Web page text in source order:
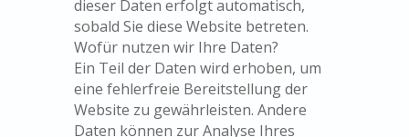
dieser Daten erfolgt automatisch,
sobald Sie diese Website betreten.
Wofür nutzen wir Ihre Daten?
Ein Teil der Daten wird erhoben, um
eine fehlerfreie Bereitstellung der
Website zu gewährleisten. Andere
Daten können zur Analyse Ihres